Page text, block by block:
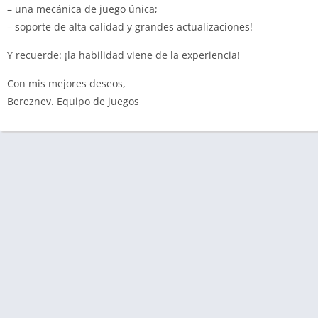
– una mecánica de juego única;
– soporte de alta calidad y grandes actualizaciones!
Y recuerde: ¡la habilidad viene de la experiencia!
Con mis mejores deseos,
Bereznev. Equipo de juegos